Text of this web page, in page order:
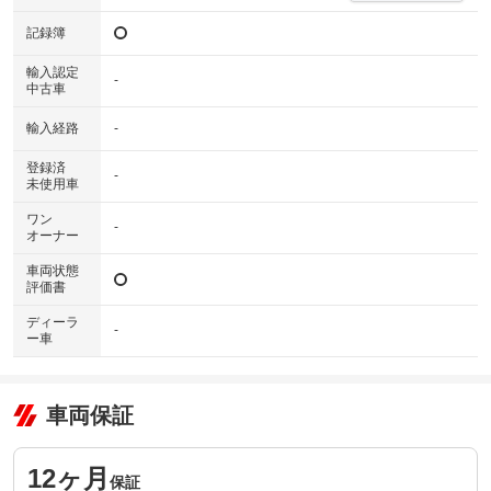
記録簿
輸入認定
中古車
-
輸入経路 -
登録済
未使用車
-
ワン
オーナー
-
車両状態
評価書
ディーラ
ー車
-
車両保証
12ヶ月 保証